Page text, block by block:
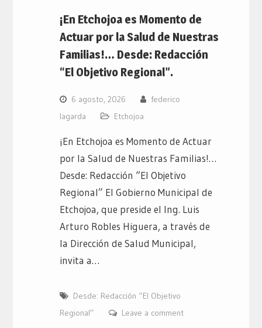
¡En Etchojoa es Momento de
Actuar por la Salud de Nuestras
Familias!… Desde: Redacción
“El Objetivo Regional”.
6 agosto, 2026
federico
lagarda
Etchojoa
¡En Etchojoa es Momento de Actuar
por la Salud de Nuestras Familias!…
Desde: Redacción “El Objetivo
Regional” El Gobierno Municipal de
Etchojoa, que preside el Ing. Luis
Arturo Robles Higuera, a través de
la Dirección de Salud Municipal,
invita a…
Desde: Redacción “El Objetivo
Regional”
Leave a comment